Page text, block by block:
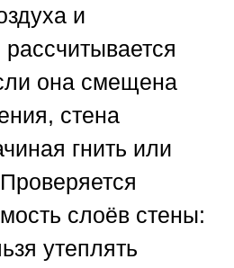
и
она смещена
стена
гнить или
слоёв стены:
утеплять